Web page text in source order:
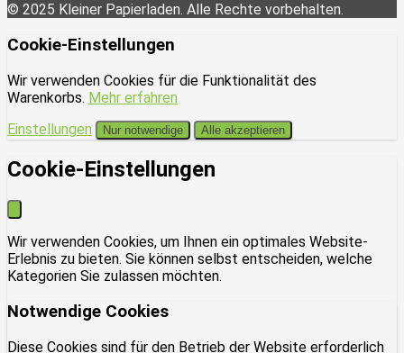
© 2025 Kleiner Papierladen. Alle Rechte vorbehalten.
Cookie-Einstellungen
Wir verwenden Cookies für die Funktionalität des
Warenkorbs. Mehr erfahren
Einstellungen
Nur notwendige Alle akzeptieren
Cookie-Einstellungen
Wir verwenden Cookies, um Ihnen ein optimales Website-
Erlebnis zu bieten. Sie können selbst entscheiden, welche
Kategorien Sie zulassen möchten.
Notwendige Cookies
Diese Cookies sind für den Betrieb der Website erforderlich